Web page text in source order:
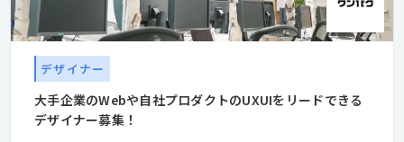
デザイナー
大手企業のWebや自社プロダクトのUXUIをリードできる
デザイナー募集！